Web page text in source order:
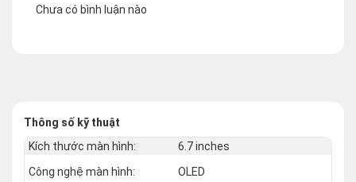
Chưa có bình luận nào
Thông số kỹ thuật
Kích thước màn hình:
6.7 inches
Công nghệ màn hình:
OLED